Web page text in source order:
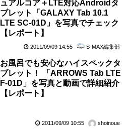
ュアルコア＋LTE対応Androidタ
ブレット「GALAXY Tab 10.1
LTE SC-01D」を写真でチェック
【レポート】
2011/09/09 14:55 S-MAX編集部
お風呂でも安心なハイスペックタ
ブレット！ 「ARROWS Tab LTE
F-01D」を写真と動画で詳細紹介
【レポート】
2011/09/09 10:55 shoinoue